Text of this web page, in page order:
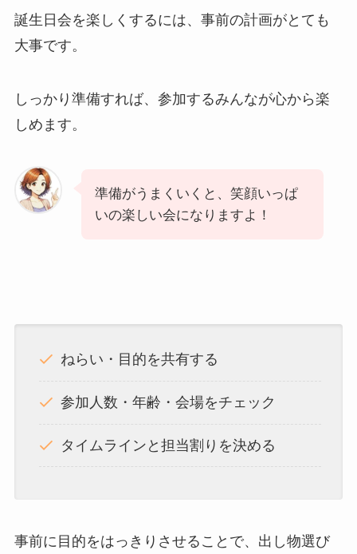
誕生日会を楽しくするには、事前の計画がとても
大事です。
しっかり準備すれば、参加するみんなが心から楽
しめます。
準備がうまくいくと、笑顔いっぱ
いの楽しい会になりますよ！
ねらい・目的を共有する
参加人数・年齢・会場をチェック
タイムラインと担当割りを決める
事前に目的をはっきりさせることで、出し物選び